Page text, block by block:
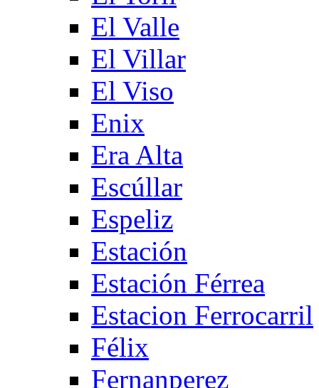
El Valle
El Villar
El Viso
Enix
Era Alta
Escúllar
Espeliz
Estación
Estación Férrea
Estacion Ferrocarril
Félix
Fernanperez